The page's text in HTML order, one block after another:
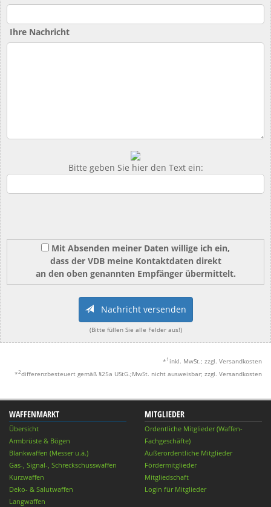
Ihre Nachricht
Bitte geben Sie hier den Text ein:
Mit Absenden meiner Daten willige ich ein,
dass der VDB meine Kontaktdaten direkt
an den oben genannten Empfänger übermittelt.
Nachricht versenden
(Bitte füllen Sie alle Felder aus!)
* 1 inkl. MwSt.; zzgl. Versandkosten
*2differenzbesteuert gemäß §25a UStG.;MwSt. nicht ausweisbar; zzgl. Versandkosten
WAFFENMARKT
Übersicht
Armbrüste & Bögen
Blankwaffen (Messer u.ä.)
Gas-, Signal-, Schreckschusswaffen
Kurzwaffen
Deko- & Salutwaffen
Langwaffen
MITGLIEDER
Ordentliche Mitglieder (Waffen-
Fachgeschäfte)
Außerordentliche Mitglieder
Fördermitglieder
Mitgliedschaft
Login für Mitglieder